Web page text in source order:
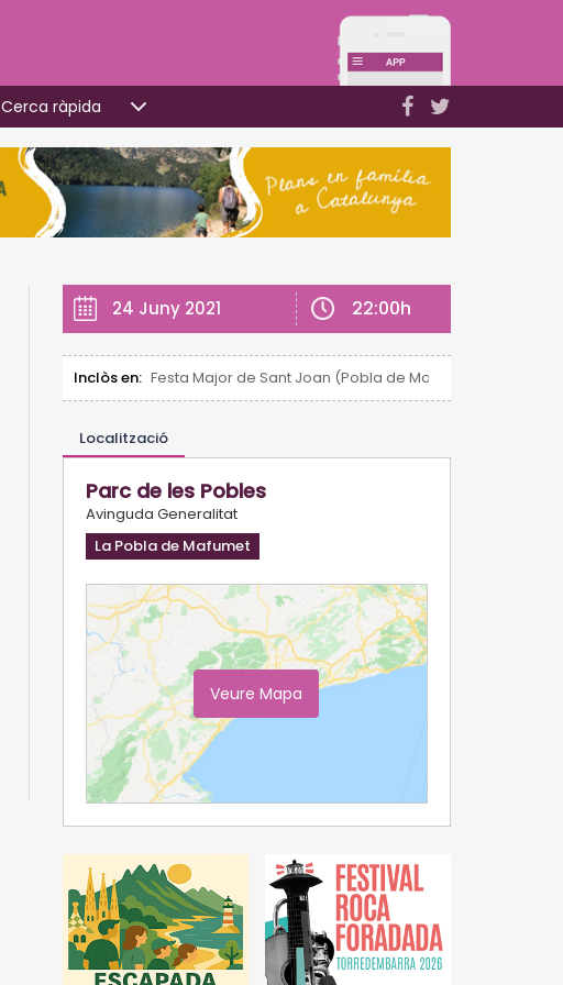
Cerca ràpida
24 Juny 2021 22:00h
Inclòs en: Festa Major de Sant Joan (Pobla de Mafumet)
Localització
Parc de les Pobles
Avinguda Generalitat
La Pobla de Mafumet
Veure Mapa